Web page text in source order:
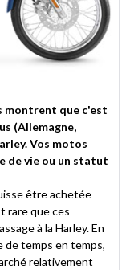
montrent que c'est
(Allemagne,
Vos motos
de vie ou un statut
être achetée
rare que ces
à la Harley. En
de temps en temps,
relativement